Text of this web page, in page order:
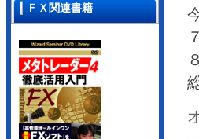
ＦＸ関連書籍